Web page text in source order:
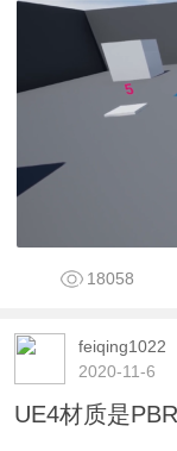
18058
feiqing1022
2020-11-6
UE4材质是